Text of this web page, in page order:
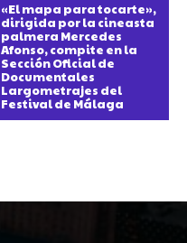
«El mapa para tocarte»,
dirigida por la cineasta
palmera Mercedes
Afonso, compite en la
Sección Oficial de
Documentales
Largometrajes del
Festival de Málaga